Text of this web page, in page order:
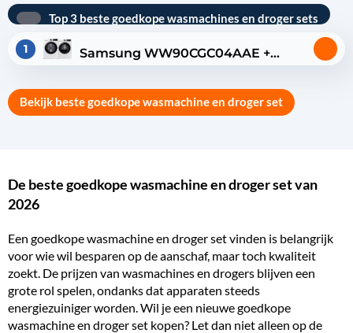
Top 3 beste goedkope wasmachines en droger sets
1
Samsung WW90CGC04AAE +
Bekijk beste goedkope wasmachine en droger set
De beste goedkope wasmachine en droger set van
2026
Een goedkopewasmachine en droger setvinden is belangrijk
voor wie wil besparen op de aanschaf, maar toch kwaliteit
zoekt. De prijzen van wasmachines en drogers blijven een
grote rol spelen, ondanks dat apparaten steeds
energiezuinigerworden. Wil je een nieuwe goedkope
wasmachine en droger set kopen? Let dan niet alleen op de